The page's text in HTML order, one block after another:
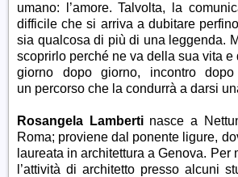
umano: l’amore. Talvolta, la
difficile che si arriva a dubitare
sia qualcosa di più di una leggenda.
scoprirlo perché ne va della sua vita e
giorno dopo giorno, incontro dopo
un percorso che la condurrà a darsi
Rosangela Lambertinasce a
Roma; proviene dal ponente ligure,
laureata in architettura a Genova. Per
l’attività di architetto presso alcuni